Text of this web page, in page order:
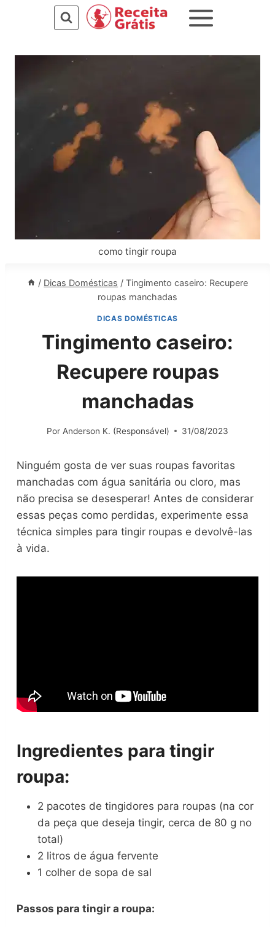
Conteúdo
como tingir roupa
/ Dicas Domésticas / Tingimento caseiro: Recupere
roupas manchadas
DICAS DOMÉSTICAS
Tingimento caseiro:
Recupere roupas
manchadas
Por Anderson K. (Responsável) 31/08/2023
Ninguém gosta de ver suas roupas favoritas
manchadas com água sanitária ou cloro, mas
não precisa se desesperar! Antes de considerar
essas peças como perdidas, experimente essa
técnica simples para tingir roupas e devolvê-las
à vida.
Ingredientes para tingir
roupa:
2 pacotes de tingidores para roupas (na cor
da peça que deseja tingir, cerca de 80 g no
total)
2 litros de água fervente
1 colher de sopa de sal
Passos para tingir a roupa: